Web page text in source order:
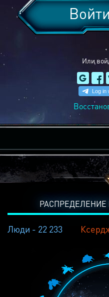
Или
Люди - 22 233